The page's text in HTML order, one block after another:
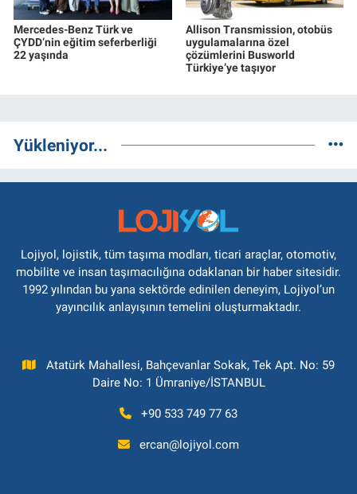
Mercedes-Benz Türk ve
ÇYDD’nin eğitim seferberliği
22 yaşında
Allison Transmission, otobüs
uygulamalarına özel
çözümlerini Busworld
Türkiye’ye taşıyor
Yükleniyor...
Lojiyol, lojistik, tüm taşıma modları, ticari araçlar, otomotiv,
mobilite ve insan taşımacılığına odaklanan bir haber sitesidir.
1992 yılından bu yana sektörde edinilen deneyim, Lojiyol’un
yayıncılık anlayışının temelini oluşturmaktadır.
Atatürk Mahallesi, Bahçevanlar Sokak, Tek Apt. No: 59
Daire No: 1 Ümraniye/İSTANBUL
+90 533 749 77 63
ercan@lojiyol.com